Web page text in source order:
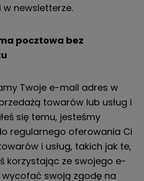
w newsletterze.
pocztowa bez
Twoje e-mail adres w
towarów lub usług i
się temu, jesteśmy
regularnego oferowania Ci
i usług, takich jak te,
korzystając ze swojego e-
wycofać swoją zgodę na